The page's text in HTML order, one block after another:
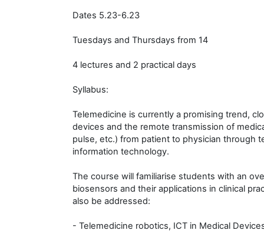
Dates 5.23-6.23
Tuesdays and Thursdays from 14
4 lectures and 2 practical days
Syllabus:
Telemedicine is currently a promising trend,
devices and the remote transmission of
pulse, etc.) from patient to physician through
information technology.
The course will familiarise students with an
biosensors and their applications in clinical
also be addressed:
- Telemedicine robotics, ICT in Medical